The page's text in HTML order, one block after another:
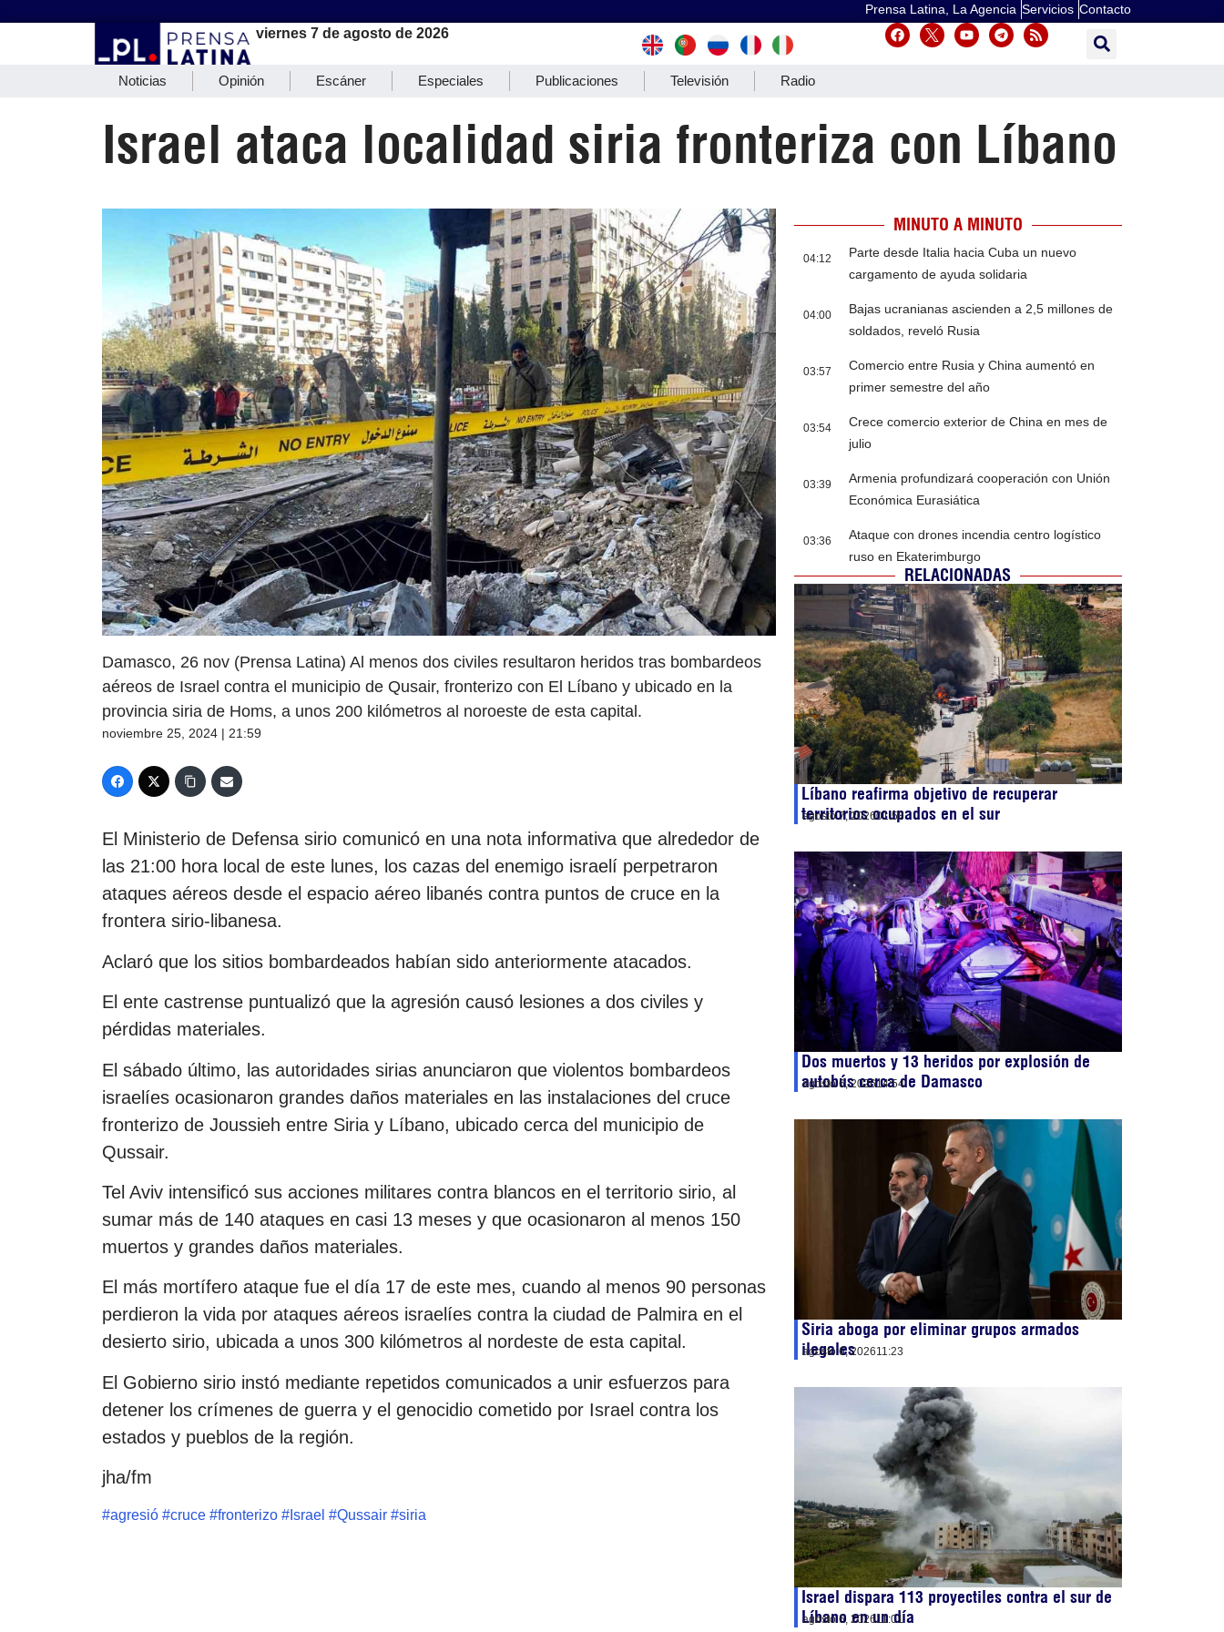
Prensa Latina, La Agencia Servicios Contacto
viernes 7 de agosto de 2026
Noticias Opinión Escáner Especiales Publicaciones Televisión Radio
Israel ataca localidad siria fronteriza con Líbano
Damasco, 26 nov (Prensa Latina) Al menos dos civiles resultaron heridos tras bombardeos
aéreos de Israel contra el municipio de Qusair, fronterizo con El Líbano y ubicado en la
provincia siria de Homs, a unos 200 kilómetros al noroeste de esta capital.
noviembre 25, 2024 | 21:59
El Ministerio de Defensa sirio comunicó en una nota informativa que alrededor de
las 21:00 hora local de este lunes, los cazas del enemigo israelí perpetraron
ataques aéreos desde el espacio aéreo libanés contra puntos de cruce en la
frontera sirio-libanesa.
Aclaró que los sitios bombardeados habían sido anteriormente atacados.
El ente castrense puntualizó que la agresión causó lesiones a dos civiles y
pérdidas materiales.
El sábado último, las autoridades sirias anunciaron que violentos bombardeos
israelíes ocasionaron grandes daños materiales en las instalaciones del cruce
fronterizo de Joussieh entre Siria y Líbano, ubicado cerca del municipio de
Qussair.
Tel Aviv intensificó sus acciones militares contra blancos en el territorio sirio, al
sumar más de 140 ataques en casi 13 meses y que ocasionaron al menos 150
muertos y grandes daños materiales.
El más mortífero ataque fue el día 17 de este mes, cuando al menos 90 personas
perdieron la vida por ataques aéreos israelíes contra la ciudad de Palmira en el
desierto sirio, ubicada a unos 300 kilómetros al nordeste de esta capital.
El Gobierno sirio instó mediante repetidos comunicados a unir esfuerzos para
detener los crímenes de guerra y el genocidio cometido por Israel contra los
estados y pueblos de la región.
jha/fm
#agresió #cruce #fronterizo # Israel #Qussair #siria
MINUTO A MINUTO
04:12
Parte desde Italia hacia Cuba un nuevo
cargamento de ayuda solidaria
04:00
Bajas ucranianas ascienden a 2,5 millones de
soldados, reveló Rusia
03:57
Comercio entre Rusia y China aumentó en
primer semestre del año
03:54
Crece comercio exterior de China en mes de
julio
03:39
Armenia profundizará cooperación con Unión
Económica Eurasiática
03:36
Ataque con drones incendia centro logístico
ruso en Ekaterimburgo
RELACIONADAS
Líbano reafirma objetivo de recuperar
territorios ocupados en el sur
agosto 7, 202601:58
Dos muertos y 13 heridos por explosión de
autobús cerca de Damasco
agosto 6, 202614:54
Siria aboga por eliminar grupos armados
ilegales
agosto 6, 202611:23
Israel dispara 113 proyectiles contra el sur de
Líbano en un día
agosto 6, 202611:01